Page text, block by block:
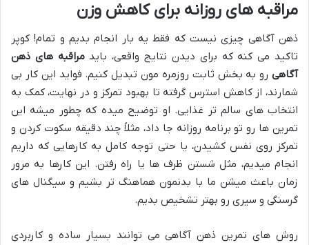
مراقبه های روزانه برای کاهش وزن
ذهن آگاهی چیزی نیست که فقط یه بار انجام بدیم و تمام! کوپر
تاکید می کنه که برای دیدن نتایج واقعی، بایدمراقبه های ذهن
آگاهی رو به بخش ثابت روزمره مون تبدیل کنیم. فواید این کار بی
شمارند، از کاهش استرس گرفته تا بهبود تمرکز و در نهایت، کمک به
انتخاب های سالم تر غذایی. او توضیح میده که چطور میشه این
تمرین ها رو تو برنامه روزانه جا داد، مثلاً چند دقیقه سکوت کردن و
تمرکز روی نفس کشیدن، یا حتی توجه کامل به کارهایی که داریم
انجام میدیم، مثل شستن ظرف ها یا راه رفتن. این کارها به مرور
زمان باعث میشن ما با بدنمون هماهنگ تر بشیم و سیگنال های
گرسنگی و سیری رو بهتر تشخیص بدیم.
روش های تمرین ذهن آگاهی می توانند بسیار ساده و کاربردی